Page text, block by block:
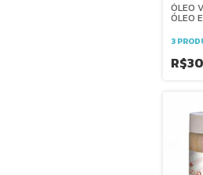
ÓLEO
ÓLEO
WNF
3